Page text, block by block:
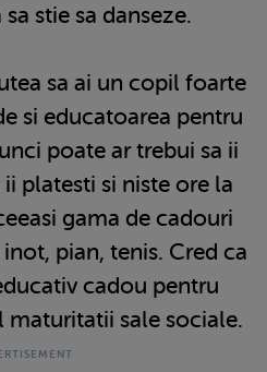
stie sa danseze.
sa ai un copil foarte
si educatoarea pentru
poate ar trebui sa ii
platesti si niste ore la
gama de cadouri
pian, tenis. Cred ca
cadou pentru
sale sociale.